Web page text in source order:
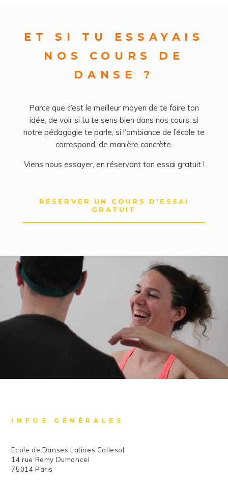
ET SI TU ESSAYAIS
NOS COURS DE
DANSE ?
Parce que c’est le meilleur moyen de te faire ton
idée, de voir si tu te sens bien dans nos cours, si
notre pédagogie te parle, si l’ambiance de l’école te
correspond, de manière concrète.
Viens nous essayer, en réservant ton essai gratuit !
RÉSERVER UN COURS D'ESSAI
GRATUIT
INFOS GÉNÉRALES
Ecole de Danses Latines Callesol
14 rue Remy Dumoncel
75014 Paris